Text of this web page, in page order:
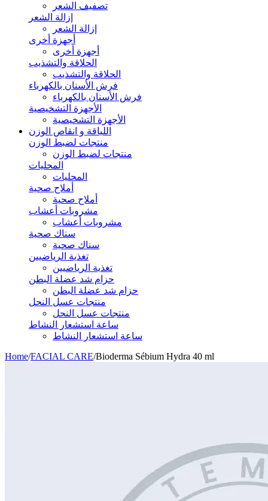
تصفيف الشعر
إزالة الشعر
إزالة الشعر
أجهزة أخرى
أجهزة أخرى
الحلاقة والتشذيب
الحلاقة والتشذيب
فرش الأسنان بالكهرباء
فرش الأسنان بالكهرباء
الأجهزة التشخيصية
الأجهزة التشخيصية
اللياقة و انقاص الوزن
منتجات لضبط الوزن
منتجات لضبط الوزن
المحليات
المحليات
أملاح صحية
أملاح صحية
مشروبات أعشاب
مشروبات أعشاب
سناك صحية
سناك صحية
تغذية الرياضيين
تغذية الرياضيين
حزام شد عضلة البطن
حزام شد عضلة البطن
منتجات عسل النحل
منتجات عسل النحل
ساعة استشعار النشاط
ساعة استشعار النشاط
Home/FACIAL CARE/Bioderma Sébium Hydra 40 ml